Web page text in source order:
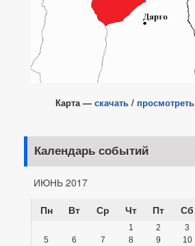
Карта — скачать / просмотреть
Календарь событий
ИЮНЬ 2017
Пн
Вт Ср Чт Пт Сб
1 2 3
5
6 7 8 9 10